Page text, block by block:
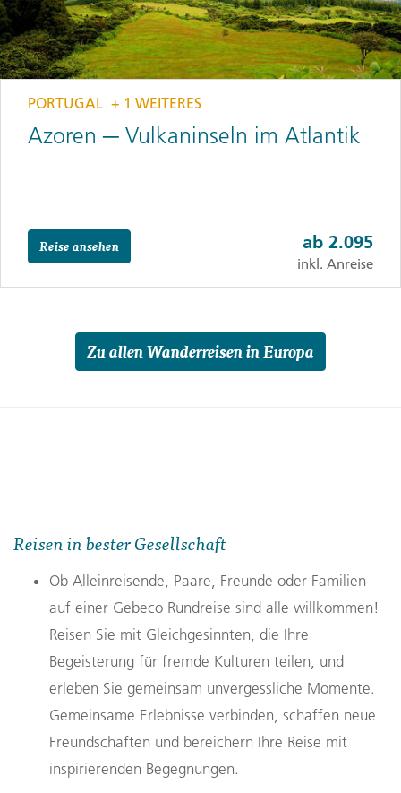
PORTUGAL + 1 WEITERES
Azoren ─ Vulkaninseln im Atlantik
Reise ansehen ab 2.095
inkl. Anreise
Zu allen Wanderreisen in Europa
Ferne
16 Tage
Radreise
VIETNAM
Vietnam per Rad und Rikscha
Reisen in bester Gesellschaft
Ob Alleinreisende, Paare, Freunde oder Familien –
auf einer Gebeco Rundreise sind alle willkommen!
Reisen Sie mit Gleichgesinnten, die Ihre
Begeisterung für fremde Kulturen teilen, und
erleben Sie gemeinsam unvergessliche Momente.
Gemeinsame Erlebnisse verbinden, schaffen neue
Freundschaften und bereichern Ihre Reise mit
inspirierenden Begegnungen.